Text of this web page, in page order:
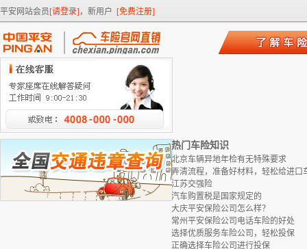
平安网站会员[请登录] ，新用户 [免费注册]
热门车险知识
北京车辆异地年检有无特殊要求
弄清流程，准备好材料，轻松给进口
江苏交强险
汽车购置税是国家规定的
大庆平安保险公司怎么样？
常州平安保险公司电话车险的好处
选择优质服务车险公司，轻松投保
正确选择车险公司进行投保